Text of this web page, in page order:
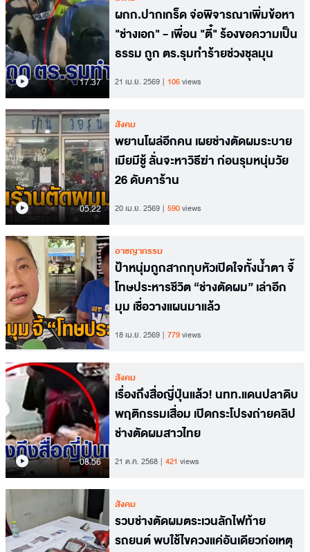
17.37
ผกก.ปากเกร็ด จ่อพิจารณาเพิ่มข้อหา
"ช่างเอก" - เพื่อน "ตี๋" ร้องขอความเป็น
ธรรม ถูก ตร.รุมทำร้ายช่วงชุลมุน
21 เม.ย. 2569 106views
05.22
สังคม
พยานโผล่อีกคน เผยช่างตัดผมระบาย
เมียมีชู้ ลั่นจะหาวิธีฆ่า ก่อนรุมหนุ่มวัย
26 ดับคาร้าน
20 เม.ย. 2569 590views
อาชญากรรม
ป้าหนุ่มถูกสากทุบหัวเปิดใจทั้งน้ำตา จี้
โทษประหารชีวิต “ช่างตัดผม” เล่าอีก
มุม เชื่อวางแผนมาแล้ว
18 เม.ย. 2569 779views
08.56
สังคม
เรื่องถึงสื่อญี่ปุ่นแล้ว! นทท.แดนปลาดิบ
พฤติกรรมเสื่อม เปิดกระโปรงถ่ายคลิป
ช่างตัดผมสาวไทย
21 ต.ค. 2568 421 views
สังคม
รวบช่างตัดผมตระเวนลักไฟท้าย
รถยนต์ พบใช้ไขควงแค่อันเดียวก่อเหตุ